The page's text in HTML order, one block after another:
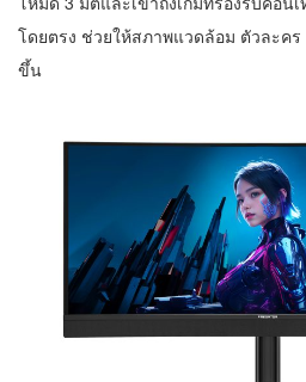
โดยตรง ช่วยให้สภาพแวดล้อม ตัวละค
ขึ้น